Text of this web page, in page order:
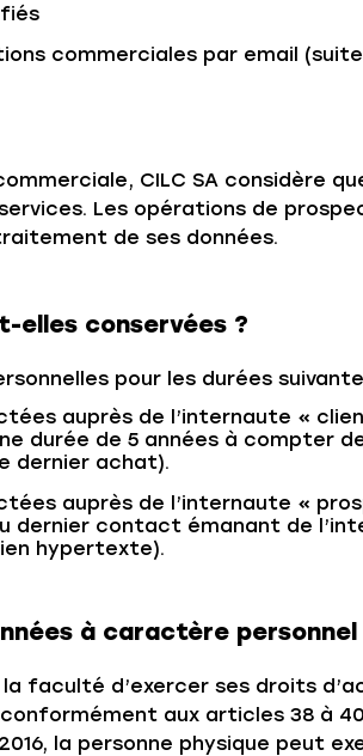
commerciales par email
CILC SA considère
Les opérations de
de ses données.
elles conservées ?
pour les durées
auprès de l’internaute «
durée de 5 années à compter
dernier achat).
auprès de l’internaute «
dernier contact émanant de
hypertexte).
à caractère
faculté d’exercer ses droits
aux articles 38 à 40
la personne physique peut